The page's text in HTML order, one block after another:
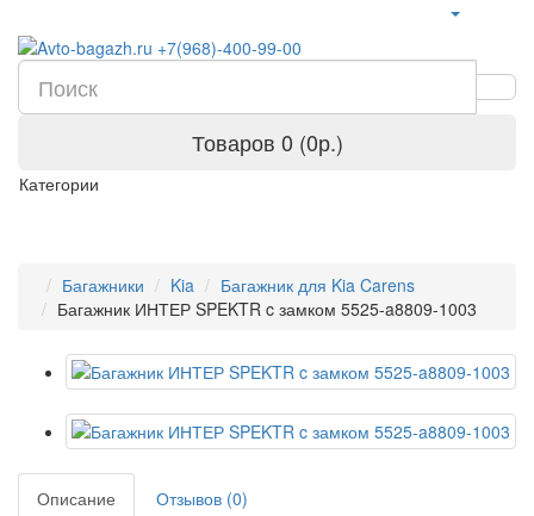
Товаров 0 (0р.)
Категории
Багажники Kia
Багажник для Kia Carens
Багажник ИНТЕР SPEKTR c замком 5525-a8809-1003
Описание Отзывов (0)